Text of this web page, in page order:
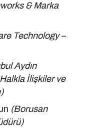
& Marka
Technology –
Aydın
İlişkiler ve
(Borusan